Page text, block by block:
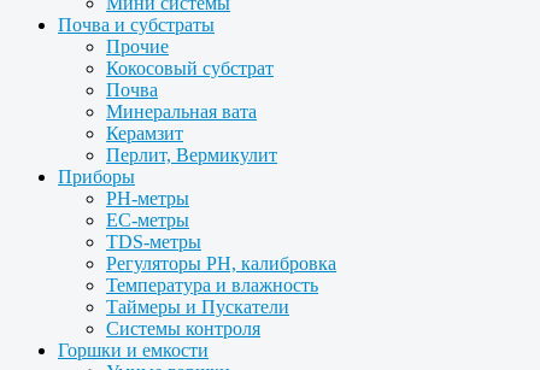
Почва и субстраты
Прочие
Кокосовый субстрат
Почва
Минеральная вата
Керамзит
Перлит, Вермикулит
Приборы
PH-метры
EC-метры
TDS-метры
Регуляторы PH, калибровка
Температура и влажность
Таймеры и Пускатели
Системы контроля
Горшки и емкости